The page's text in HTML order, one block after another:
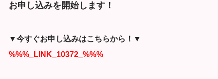
お申し込みを開始します！
▼今すぐお申し込みはこちらから！▼
%%%_LINK_10372_%%%